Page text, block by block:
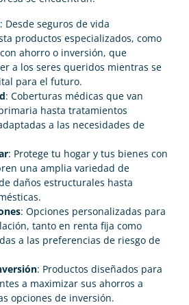
: Desde seguros de vida
productos especializados, como
ahorro o inversión, que
a los seres queridos mientras se
para el futuro.
: Coberturas médicas que van
hasta tratamientos
a las necesidades de
: Protege tu hogar y tus bienes con
una amplia variedad de
daños estructurales hasta
: Opciones personalizadas para
tanto en renta fija como
a las preferencias de riesgo de
: Productos diseñados para
a maximizar sus ahorros a
opciones de inversión.